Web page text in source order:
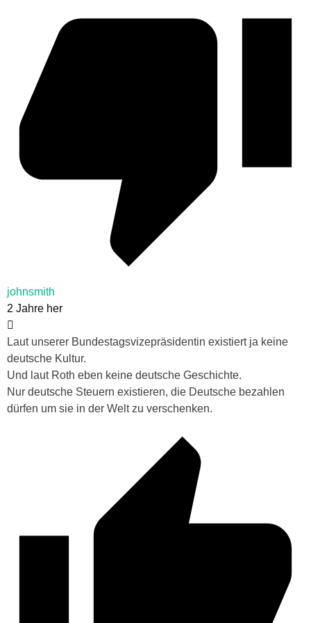
johnsmith
2 Jahre her
Laut unserer Bundestagsvizepräsidentin existiert ja keine
deutsche Kultur.
Und laut Roth eben keine deutsche Geschichte.
Nur deutsche Steuern existieren, die Deutsche bezahlen
dürfen um sie in der Welt zu verschenken.